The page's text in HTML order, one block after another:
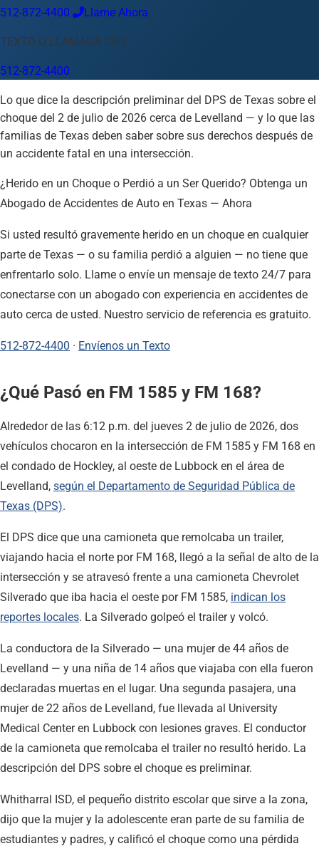
Cambiar ubicación
Usar mi ubicación
El Paso
Fort Worth Houston
McAllen
Midland
512-872-4400 Llame Ahora
TEXTO O LLAMADA 24/7
512-872-4400
Lo que dice la descripción preliminar del DPS de Texas sobre el
choque del 2 de julio de 2026 cerca de Levelland — y lo que las
familias de Texas deben saber sobre sus derechos después de
un accidente fatal en una intersección.
¿Herido en un Choque o Perdió a un Ser Querido? Obtenga un
Abogado de Accidentes de Auto en Texas — Ahora
Si usted resultó gravemente herido en un choque en cualquier
parte de Texas — o su familia perdió a alguien — no tiene que
enfrentarlo solo. Llame o envíe un mensaje de texto 24/7 para
conectarse con un abogado con experiencia en accidentes de
auto cerca de usted. Nuestro servicio de referencia es gratuito.
512-872-4400 · Envíenos un Texto
¿Qué Pasó en FM 1585 y FM 168?
Alrededor de las 6:12 p.m. del jueves 2 de julio de 2026, dos
vehículos chocaron en la intersección de FM 1585 y FM 168 en
el condado de Hockley, al oeste de Lubbock en el área de
Levelland, según el Departamento de Seguridad Pública de
Texas (DPS).
El DPS dice que una camioneta que remolcaba un trailer,
viajando hacia el norte por FM 168, llegó a la señal de alto de la
intersección y se atravesó frente a una camioneta Chevrolet
Silverado que iba hacia el oeste por FM 1585, indican los
reportes locales. La Silverado golpeó el trailer y volcó.
La conductora de la Silverado — una mujer de 44 años de
Levelland — y una niña de 14 años que viajaba con ella fueron
declaradas muertas en el lugar. Una segunda pasajera, una
mujer de 22 años de Levelland, fue llevada al University
Medical Center en Lubbock con lesiones graves. El conductor
de la camioneta que remolcaba el trailer no resultó herido. La
descripción del DPS sobre el choque es preliminar.
Whitharral ISD, el pequeño distrito escolar que sirve a la zona,
dijo que la mujer y la adolescente eran parte de su familia de
estudiantes y padres, y calificó el choque como una pérdida